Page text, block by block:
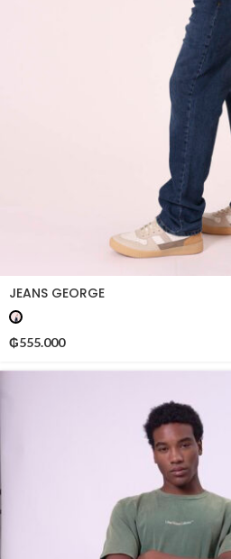
JEANS GEORGE
₲555.000